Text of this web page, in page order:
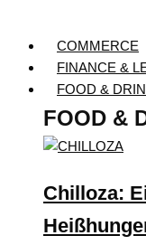
COMMERCE
FINANCE &
FOOD &
FOOD &
Chilloza: